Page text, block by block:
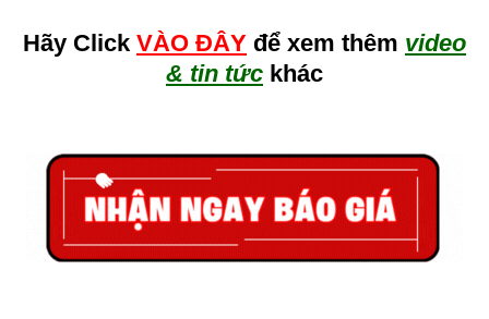
Hãy Click VÀO ĐÂY để xem thêm video
& tin tức khác